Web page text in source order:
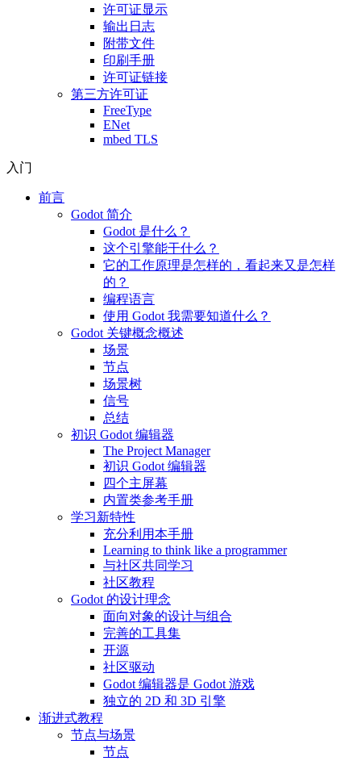
许可证显示
输出日志
附带文件
印刷手册
许可证链接
第三方许可证
FreeType
ENet
mbed TLS
入门
前言
Godot 简介
Godot 是什么？
这个引擎能干什么？
它的工作原理是怎样的，看起来又是怎样
的？
编程语言
使用 Godot 我需要知道什么？
Godot 关键概念概述
场景
节点
场景树
信号
总结
初识 Godot 编辑器
The Project Manager
初识 Godot 编辑器
四个主屏幕
内置类参考手册
学习新特性
充分利用本手册
Learning to think like a programmer
与社区共同学习
社区教程
Godot 的设计理念
面向对象的设计与组合
完善的工具集
开源
社区驱动
Godot 编辑器是 Godot 游戏
独立的 2D 和 3D 引擎
渐进式教程
节点与场景
节点